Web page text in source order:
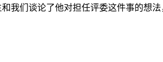
我们谈论了他对担任评委这件事的想